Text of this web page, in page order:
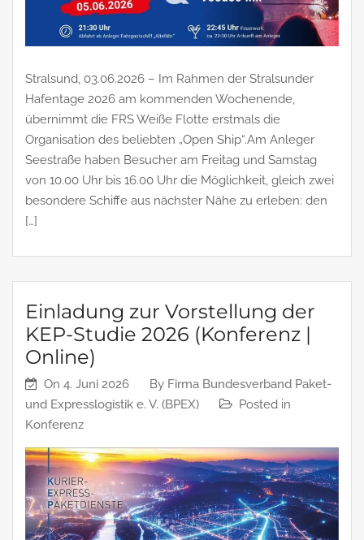
Stralsund, 03.06.2026 – Im Rahmen der Stralsunder
Hafentage 2026 am kommenden Wochenende,
übernimmt die FRS Weiße Flotte erstmals die
Organisation des beliebten „Open Ship“.Am Anleger
Seestraße haben Besucher am Freitag und Samstag
von 10.00 Uhr bis 16.00 Uhr die Möglichkeit, gleich zwei
besondere Schiffe aus nächster Nähe zu erleben: den
[…]
Einladung zur Vorstellung der
KEP-Studie 2026 (Konferenz |
Online)
On 4. Juni 2026 By Firma Bundesverband Paket-
und Expresslogistik e. V. (BPEX)
Posted in
Konferenz